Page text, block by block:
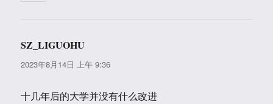
SZ_LIGUOHU
道：
2023年8月14日 上午 9:36
十几年后的大学并没有什么改进